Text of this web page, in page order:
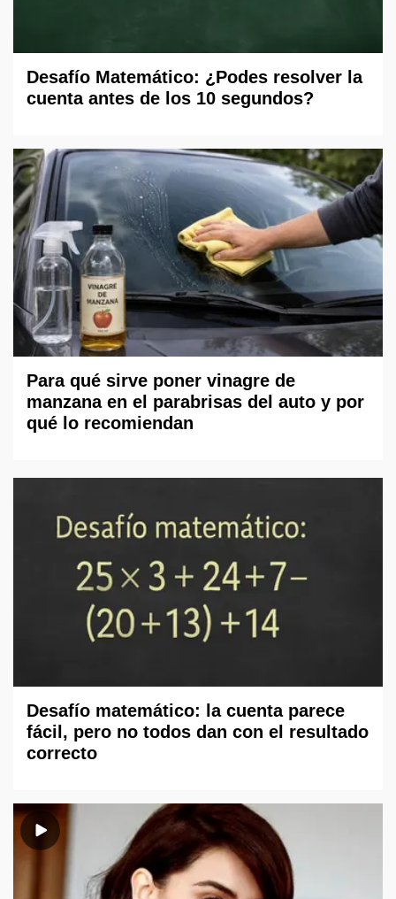
Desafío Matemático: ¿Podes resolver la
cuenta antes de los 10 segundos?
Para qué sirve poner vinagre de
manzana en el parabrisas del auto y por
qué lo recomiendan
Desafío matemático: la cuenta parece
fácil, pero no todos dan con el resultado
correcto